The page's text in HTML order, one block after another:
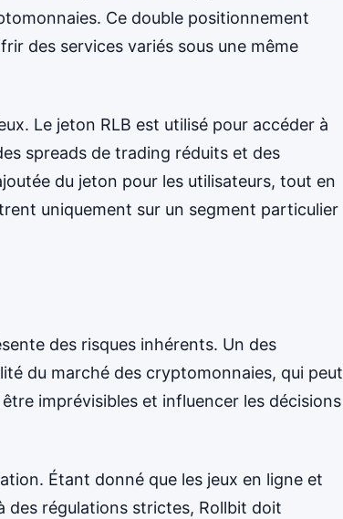
Ce double positionnement
des services variés sous une même
Le jeton RLB est utilisé pour accéder à
spreads de trading réduits et des
du jeton pour les utilisateurs, tout en
uniquement sur un segment particulier
des risques inhérents. Un des
du marché des cryptomonnaies, qui peut
imprévisibles et influencer les décisions
Étant donné que les jeux en ligne et
des régulations strictes, Rollbit doit